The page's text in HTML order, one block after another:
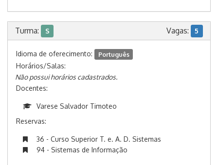
Turma: S Vagas: 5
Idioma de oferecimento: Português
Horários/Salas:
Não possui horários cadastrados.
Docentes:
Varese Salvador Timoteo
Reservas:
36 - Curso Superior T. e. A. D. Sistemas
94 - Sistemas de Informação